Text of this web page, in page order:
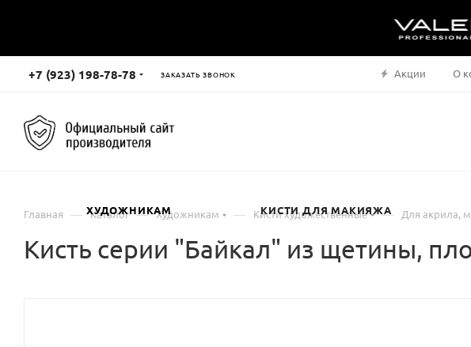
+7 (923) 198-78-78 ЗАКАЗАТЬ ЗВОНОК Акции О
ХУДОЖНИКАМ КИСТИ ДЛЯ МАКИЯЖА
Главная — Каталог — Художникам — Кисти художественные — Для акрила,
Кисть серии "Байкал" из щетины,